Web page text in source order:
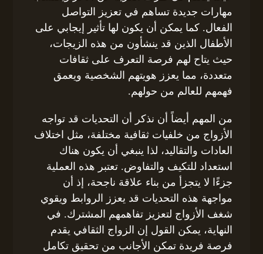
مهارات جديدة تساهم في تعزيز التواصل
الفعال. كما يمكن أن يكون لها تأثير إيجابي على
الأطفال الذين قد ينشأون من هذه الزيجات،
حيث يتاح لهم فرصة التعرف على ثقافات
متعددة، مما يعزز هويتهم الشخصية ويعمق
فهمهم للعالم من حولهم.
من المهم أيضاً أن نذكر أن التحديات قد تواجه
الأزواج من خلفيات ثقافية مختلفة، مثل اختلاف
العادات والتقاليد، لذا ينبغي أن يكون هناك
استعداد للتكيف والتفاوض. تعتبر هذه العملية
جزءًا لا يتجزأ من بناء علاقة ناجحة، إذ أن
مواجهة هذه التحديات قد يعزز الروابط ويقوي
شغف الأزواج لتعزيز تفاهمهم المشترك. في
النهاية، يمكن القول إن الزواج الثقافي يقدم
فرصة فريدة تمكن الأجانب من تحقيق تكامل